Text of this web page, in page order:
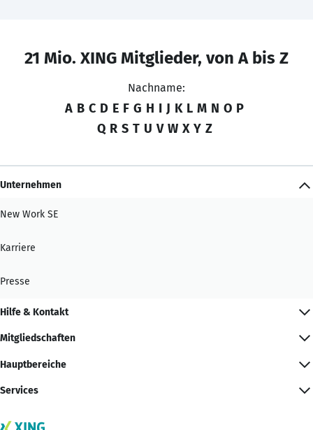
21 Mio. XING Mitglieder, von A bis Z
Nachname:
A B C D E F G H I J K L M N O P
Q R S T U V W X Y Z
Unternehmen
New Work SE
Karriere
Presse
Hilfe & Kontakt
Mitgliedschaften
Hauptbereiche
Services